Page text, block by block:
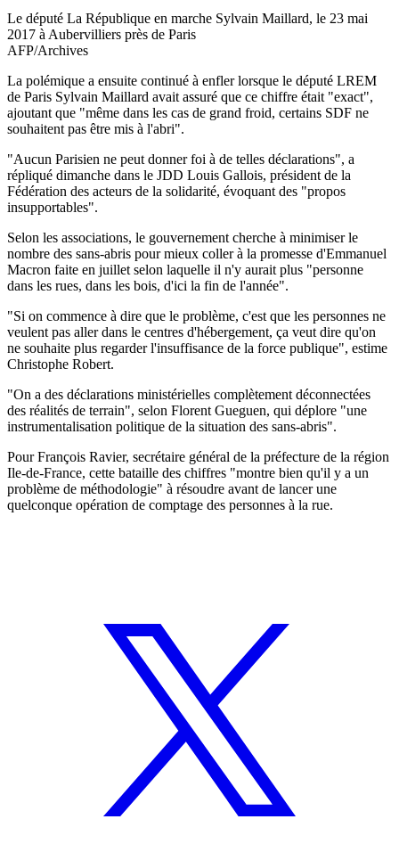
Le député La République en marche Sylvain Maillard, le 23 mai
2017 à Aubervilliers près de Paris
AFP/Archives
La polémique a ensuite continué à enfler lorsque le député LREM
de Paris Sylvain Maillard avait assuré que ce chiffre était "exact",
ajoutant que "même dans les cas de grand froid, certains SDF ne
souhaitent pas être mis à l'abri".
"Aucun Parisien ne peut donner foi à de telles déclarations", a
répliqué dimanche dans le JDD Louis Gallois, président de la
Fédération des acteurs de la solidarité, évoquant des "propos
insupportables".
Selon les associations, le gouvernement cherche à minimiser le
nombre des sans-abris pour mieux coller à la promesse d'Emmanuel
Macron faite en juillet selon laquelle il n'y aurait plus "personne
dans les rues, dans les bois, d'ici la fin de l'année".
"Si on commence à dire que le problème, c'est que les personnes ne
veulent pas aller dans le centres d'hébergement, ça veut dire qu'on
ne souhaite plus regarder l'insuffisance de la force publique", estime
Christophe Robert.
"On a des déclarations ministérielles complètement déconnectées
des réalités de terrain", selon Florent Gueguen, qui déplore "une
instrumentalisation politique de la situation des sans-abris".
Pour François Ravier, secrétaire général de la préfecture de la région
Ile-de-France, cette bataille des chiffres "montre bien qu'il y a un
problème de méthodologie" à résoudre avant de lancer une
quelconque opération de comptage des personnes à la rue.